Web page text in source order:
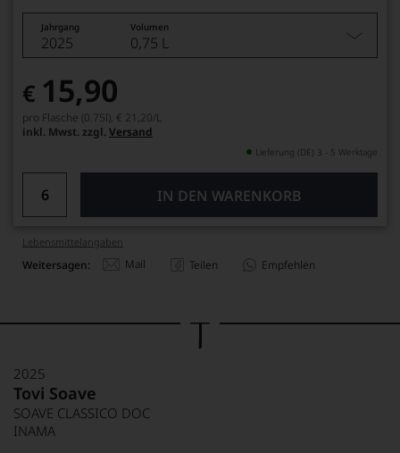
Jahrgang Volumen
2025 0,75 L
€ 15,90
pro Flasche (0.75l), € 21,20/L
inkl. Mwst. zzgl. Versand
Lieferung (DE) 3 - 5 Werktage
IN DEN WARENKORB
Lebensmittel­angaben
Weitersagen: Mail Teilen Empfehlen
2025
Tovi Soave
SOAVE CLASSICO DOC
INAMA